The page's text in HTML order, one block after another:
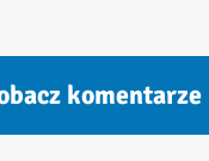
komentarze